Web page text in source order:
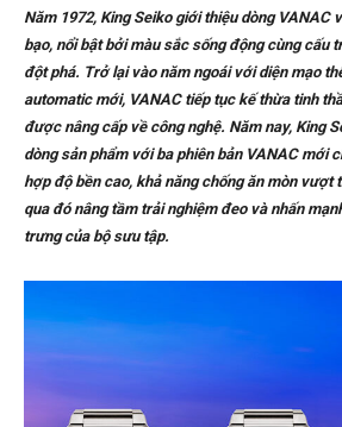
Năm 1972, King Seiko giới thiệu dòng VANAC
bạo, nổi bật bởi màu sắc sống động cùng cấu
đột phá. Trở lại vào năm ngoái với diện mạo
automatic mới, VANAC tiếp tục kế thừa tinh
được nâng cấp về công nghệ. Năm nay, King
dòng sản phẩm với ba phiên bản VANAC mới
hợp độ bền cao, khả năng chống ăn mòn vượt
qua đó nâng tầm trải nghiệm đeo và nhấn
trưng của bộ sưu tập.